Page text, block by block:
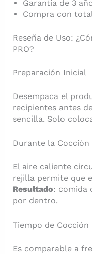
Garantía de 3
Compra con
Reseña de Uso:
PRO?
Preparación Inicial
Desempaca el
recipientes antes
sencilla. Solo
Durante la Cocción
El aire caliente
rejilla permite que
Resultado: comida
por dentro.
Tiempo de Cocción
Es comparable a